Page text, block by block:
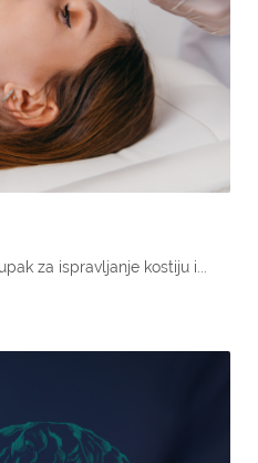
za ispravljanje kostiju i...